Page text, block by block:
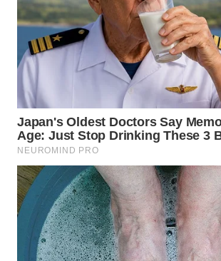
WN
TEBING
TINGGI
PAKPAK
WN
KARAWANG
BEKASI
WN